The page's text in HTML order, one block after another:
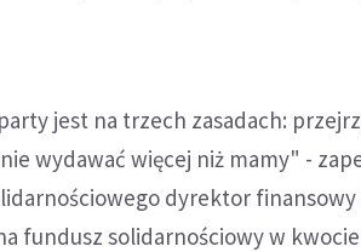
jest na trzech zasadach:
wydawać więcej niż mamy" -
dyrektor finansowy
fundusz solidarnościowy w